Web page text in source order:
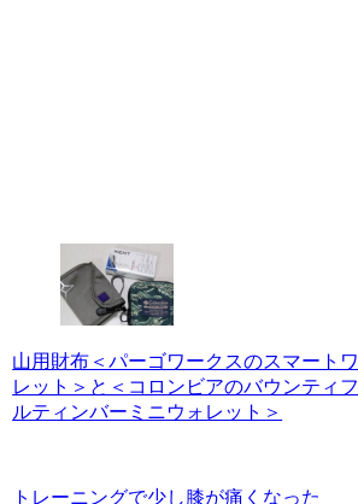
山用財布＜パーゴワークスのスマートワ
レット＞と＜コロンビアのバウンティフ
ルティンバーミニウォレット＞
トレーニングで少し膝が痛くなった